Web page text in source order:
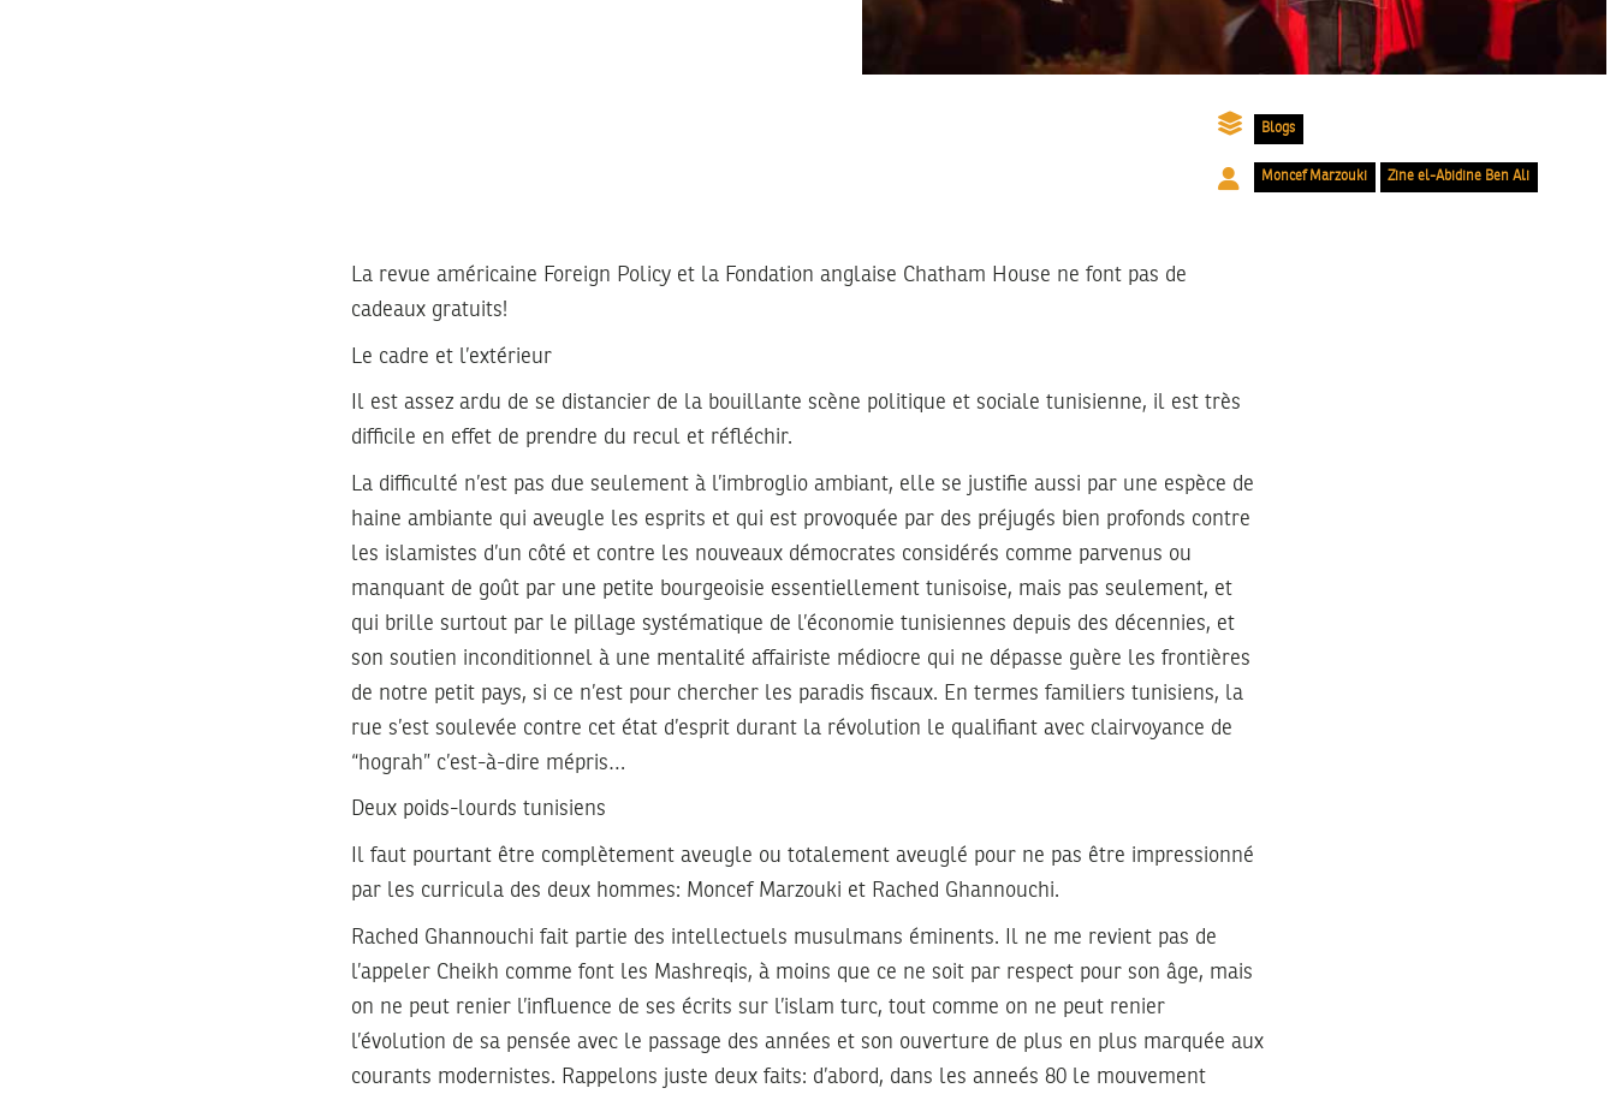
Blogs
Moncef Marzouki Zine el-Abidine Ben Ali
La revue américaine Foreign Policy et la Fondation anglaise Chatham House ne font pas de
cadeaux gratuits!
Le cadre et l’extérieur
Il est assez ardu de se distancier de la bouillante scène politique et sociale tunisienne, il est très
difficile en effet de prendre du recul et réfléchir.
La difficulté n’est pas due seulement à l’imbroglio ambiant, elle se justifie aussi par une espèce de
haine ambiante qui aveugle les esprits et qui est provoquée par des préjugés bien profonds contre
les islamistes d’un côté et contre les nouveaux démocrates considérés comme parvenus ou
manquant de goût par une petite bourgeoisie essentiellement tunisoise, mais pas seulement, et
qui brille surtout par le pillage systématique de l’économie tunisiennes depuis des décennies, et
son soutien inconditionnel à une mentalité affairiste médiocre qui ne dépasse guère les frontières
de notre petit pays, si ce n’est pour chercher les paradis fiscaux. En termes familiers tunisiens, la
rue s’est soulevée contre cet état d’esprit durant la révolution le qualifiant avec clairvoyance de
“hograh” c’est-à-dire mépris…
Deux poids-lourds tunisiens
Il faut pourtant être complètement aveugle ou totalement aveuglé pour ne pas être impressionné
par les curricula des deux hommes: Moncef Marzouki et Rached Ghannouchi.
Rached Ghannouchi fait partie des intellectuels musulmans éminents. Il ne me revient pas de
l’appeler Cheikh comme font les Mashreqis, à moins que ce ne soit par respect pour son âge, mais
on ne peut renier l’influence de ses écrits sur l’islam turc, tout comme on ne peut renier
l’évolution de sa pensée avec le passage des années et son ouverture de plus en plus marquée aux
courants modernistes. Rappelons juste deux faits: d’abord, dans les anneés 80 le mouvement